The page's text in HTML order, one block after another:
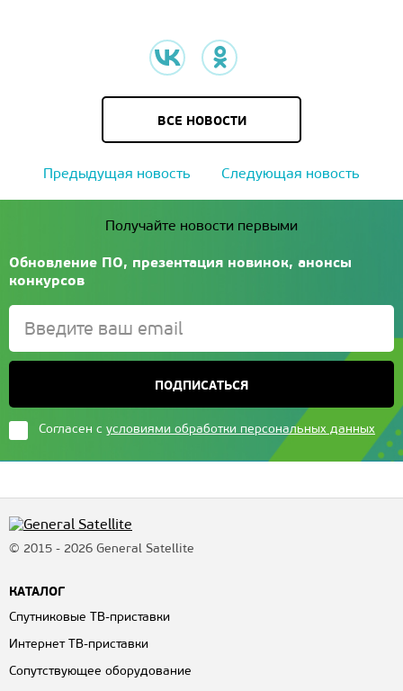
ВСЕ НОВОСТИ
Предыдущая новость Следующая новость
Получайте новости первыми
Обновление ПО, презентация новинок, анонсы
конкурсов
ПОДПИСАТЬСЯ
Согласен с условиями обработки персональных данных
© 2015 - 2026 General Satellite
КАТАЛОГ
Спутниковые ТВ-приставки
Интернет ТВ-приставки
Сопутствующее оборудование